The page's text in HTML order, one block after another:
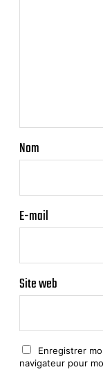
Nom
E-mail
Site web
Enregistrer
navigateur pour